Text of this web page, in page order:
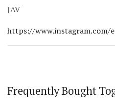
JAV
https://www.instagram.com/
Frequently Bought